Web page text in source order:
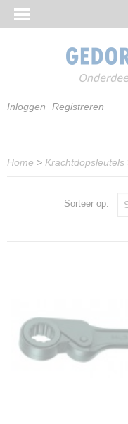
Inloggen Registreren
Home > Krachtdopsleutels
Sorteer op: